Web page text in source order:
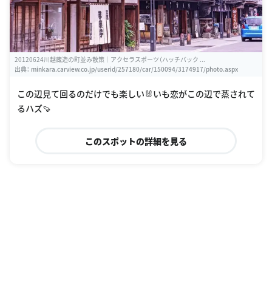
20120624川越蔵造の町並み散策｜アクセラスポーツ（ハッチバック ...
出典： minkara.carview.co.jp/userid/257180/car/150094/3174917/photo.aspx
この辺見て回るのだけでも楽しい🐰いも恋がこの辺で蒸されて
るハズ🍠
このスポットの詳細を見る